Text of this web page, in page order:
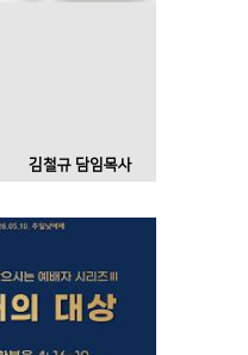
김철규 담임목사